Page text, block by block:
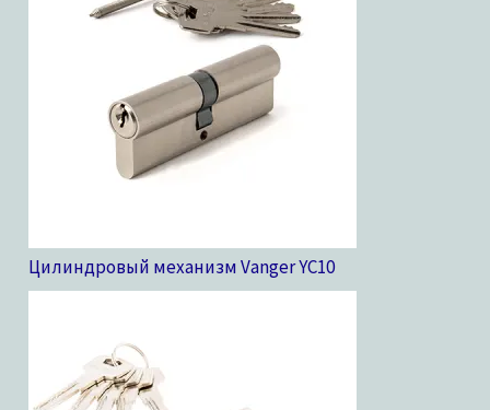
Цилиндровый механизм Vanger YC10